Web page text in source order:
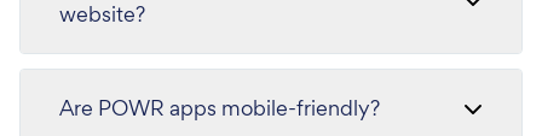
website?
Are POWR apps mobile-friendly?